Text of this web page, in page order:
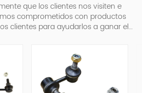
que los clientes nos visiten e
comprometidos con productos
clientes para ayudarlos a ganar el